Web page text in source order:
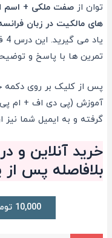
توان از صفت ملکی + اسم
های مالکیت در زبان فرانسه
تمرین ها با پاسخ و
پس از کلیک بر روی دکمه
آموزش (پی دی اف + ام پی
گرفته و به ایمیل شما نیز
خرید آنلاین و
بلافاصله پس از
10,000 تومان – خرید فایل آموزش